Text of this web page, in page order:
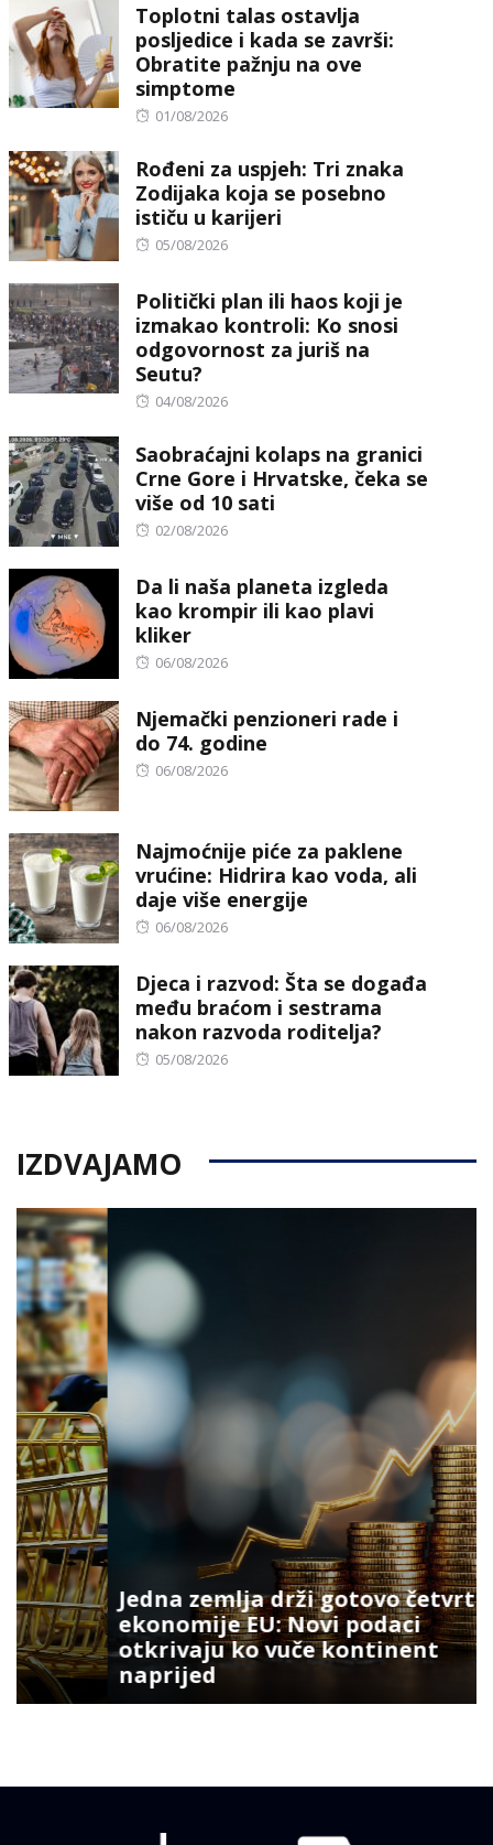
Toplotni talas ostavlja
posljedice i kada se završi:
Obratite pažnju na ove
simptome
Posted
01/08/2026
Rođeni za uspjeh: Tri znaka
Zodijaka koja se posebno
ističu u karijeri
Posted
05/08/2026
Politički plan ili haos koji je
izmakao kontroli: Ko snosi
odgovornost za juriš na
Seutu?
Posted
04/08/2026
Saobraćajni kolaps na granici
Crne Gore i Hrvatske, čeka se
više od 10 sati
Posted
02/08/2026
Da li naša planeta izgleda
kao krompir ili kao plavi
kliker
Posted
06/08/2026
Njemački penzioneri rade i
do 74. godine
Posted
06/08/2026
Najmoćnije piće za paklene
vrućine: Hidrira kao voda, ali
daje više energije
Posted
06/08/2026
Djeca i razvod: Šta se događa
među braćom i sestrama
nakon razvoda roditelja?
Posted
05/08/2026
IZDVAJAMO
Jedna zemlja drži gotovo četvrtinu
ekonomije EU: Novi podaci
otkrivaju ko vuče kontinent
naprijed